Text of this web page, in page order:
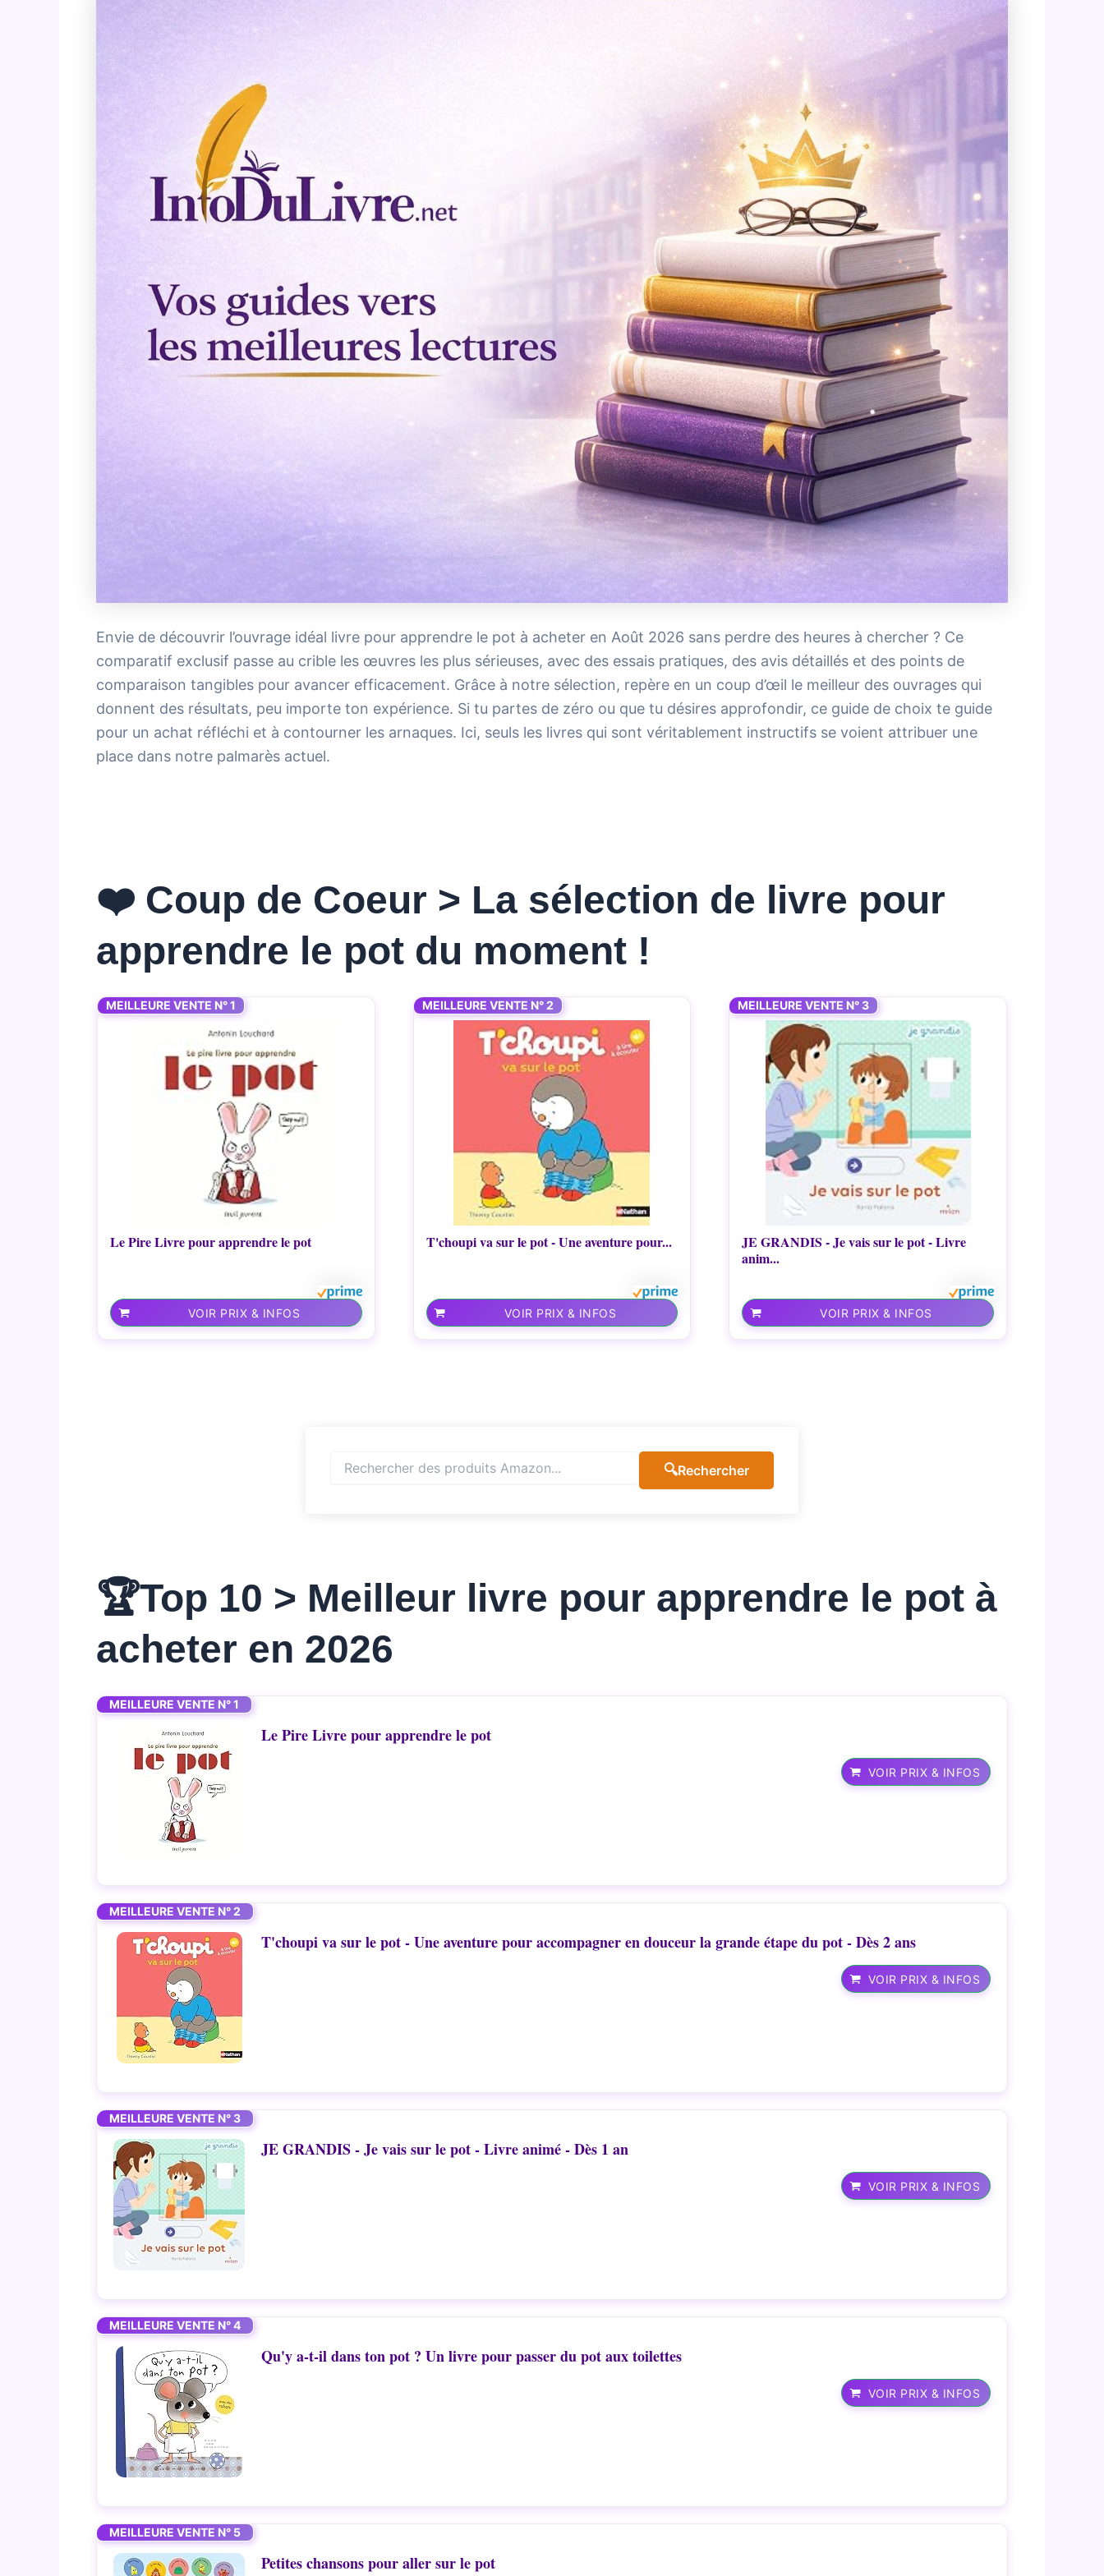
Envie de découvrir l’ouvrage idéal livre pour apprendre le pot à acheter en Août 2026 sans perdre des heures à chercher ? Ce
comparatif exclusif passe au crible les œuvres les plus sérieuses, avec des essais pratiques, des avis détaillés et des points de
comparaison tangibles pour avancer efficacement. Grâce à notre sélection, repère en un coup d’œil le meilleur des ouvrages qui
donnent des résultats, peu importe ton expérience. Si tu partes de zéro ou que tu désires approfondir, ce guide de choix te guide
pour un achat réfléchi et à contourner les arnaques. Ici, seuls les livres qui sont véritablement instructifs se voient attribuer une
place dans notre palmarès actuel.
❤️ Coup de Coeur > La sélection de livre pour
apprendre le pot du moment !
MEILLEURE VENTE N° 1
Le Pire Livre pour apprendre le pot
VOIR PRIX & INFOS
MEILLEURE VENTE N° 2
T'choupi va sur le pot - Une aventure pour...
VOIR PRIX & INFOS
MEILLEURE VENTE N° 3
JE GRANDIS - Je vais sur le pot - Livre
anim...
VOIR PRIX & INFOS
🔍Rechercher
🏆Top 10 > Meilleur livre pour apprendre le pot à
acheter en 2026
MEILLEURE VENTE N° 1
Le Pire Livre pour apprendre le pot
VOIR PRIX & INFOS
MEILLEURE VENTE N° 2
T'choupi va sur le pot - Une aventure pour accompagner en douceur la grande étape du pot - Dès 2 ans
VOIR PRIX & INFOS
MEILLEURE VENTE N° 3
JE GRANDIS - Je vais sur le pot - Livre animé - Dès 1 an
VOIR PRIX & INFOS
MEILLEURE VENTE N° 4
Qu'y a-t-il dans ton pot ? Un livre pour passer du pot aux toilettes
VOIR PRIX & INFOS
MEILLEURE VENTE N° 5
Petites chansons pour aller sur le pot